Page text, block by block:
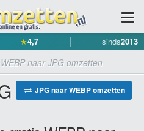
★4,7 sinds2013
WEBP naar JPG omzetten
JPG naar WEBP omzetten